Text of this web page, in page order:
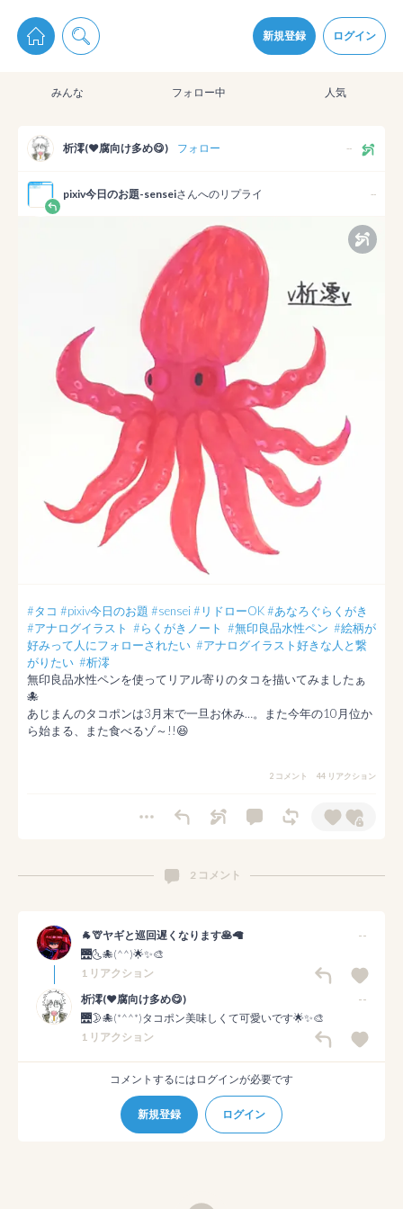
新規登録 ログイン
pixiv Sketchは2024年5月28日付で プライパシーポリシーを改定しました。
通知を受け取るにはここをクリックします
pixiv Sketchアプリでさらに快適に！
みんな フォロー中 人気
析澪(❤️腐向け多め😋) フォロー --
pixiv今日のお題-senseiさんへのリプライ --
#タコ #pixiv今日のお題 #sensei #リドローOK#あなろぐらくがき
#アナログイラスト #らくがきノート #無印良品水性ペン #絵柄が
好みって人にフォローされたい #アナログイラスト好きな人と繋
がりたい #析澪
無印良品水性ペンを使ってリアル寄りのタコを描いてみましたぁ
🐙
あじまんのタコポンは3月末で一旦お休み…。また今年の10月位か
ら始まる、また食べるゾ～!!😆
2 コメント 44 リアクション
2 コメント
🐐🦒ヤギと巡回遅くなります🥞🦙
--
🌉🌜️🐙(^^)🌟✨️🎨
1 リアクション
析澪(❤️腐向け多め😋)
--
🌉🌛🐙(*^^*)タコポン美味しくて可愛いです🌟✨🎨
1 リアクション
コメントするにはログインが必要です
新規登録 ログイン